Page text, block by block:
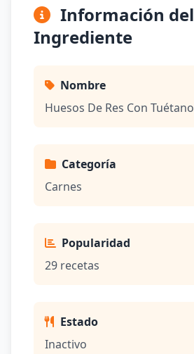
Información del
Ingrediente
Nombre
Huesos De Res Con Tuétano
Categoría
Carnes
Popularidad
29 recetas
Estado
Inactivo